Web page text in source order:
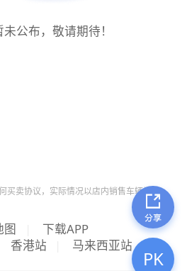
公布，敬请期待！
买卖协议，实际情况以店内销售车辆为准。
图
下载APP
香港站 马来西亚站
PK